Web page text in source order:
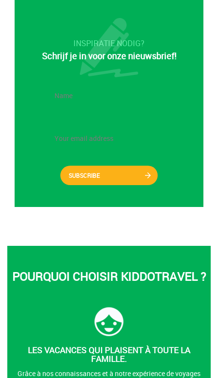
INSPIRATIE NODIG?
Schrijf je in voor onze nieuwsbrief!
SUBSCRIBE
POURQUOI CHOISIR KIDDOTRAVEL ?
LES VACANCES QUI PLAISENT À TOUTE LA
FAMILLE.
Grâce à nos connaissances et à notre expérience de voyages